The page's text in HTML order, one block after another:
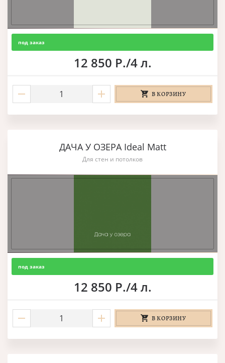
под заказ
12 850 Р./4 л.
В КОРЗИНУ
ДАЧА У ОЗЕРА Ideal Matt
Для стен и потолков
под заказ
12 850 Р./4 л.
В КОРЗИНУ